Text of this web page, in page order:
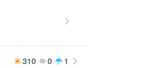
310 0 1